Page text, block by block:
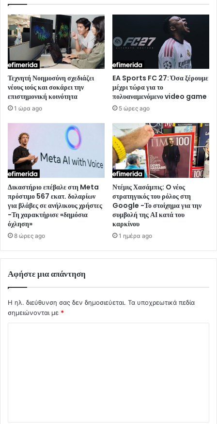
Τεχνητή Νοημοσύνη σχεδιάζει
νέους ιούς και σοκάρει την
επιστημονική κοινότητα
1 ώρα ago
EA Sports FC 27: Όσα ξέρουμε
μέχρι τώρα για το
πολυαναμενόμενο video game
5 ώρες ago
Δικαστήριο επέβαλε στη Meta
πρόστιμο 567 εκατ. δολαρίων
για βλάβες σε ανήλικους χρήστες
-Τη χαρακτήρισε «δημόσια
όχληση»
8 ώρες ago
Ντέμις Χασάμπις: O νέος
στρατηγικός του ρόλος στη
Google -Το στοίχημα για την
συμβολή της ΑΙ κατά του
καρκίνου
1 ημέρα ago
Αφήστε μια απάντηση
Η ηλ. διεύθυνση σας δεν δημοσιεύεται. Τα υποχρεωτικά πεδία
σημειώνονται με *